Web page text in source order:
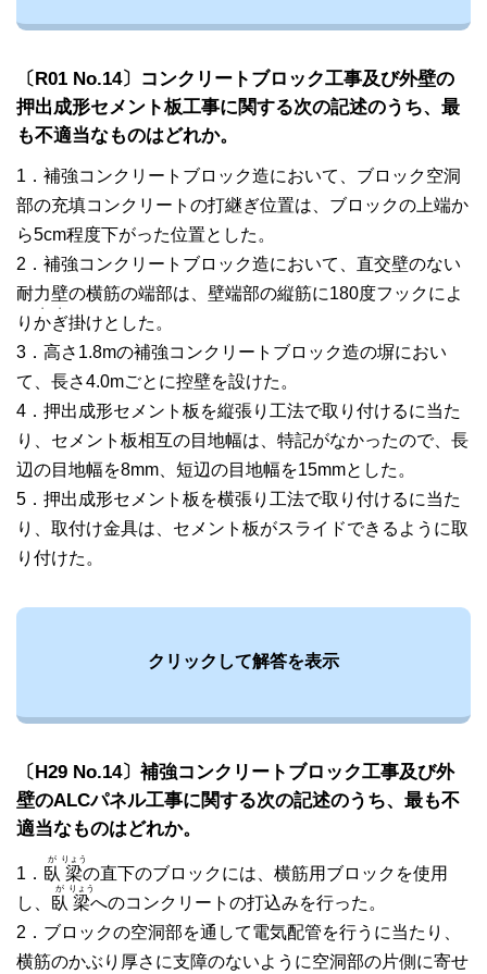
〔R01 No.14〕コンクリートブロック工事及び外壁の
押出成形セメント板工事に関する次の記述のうち、最
も不適当なものはどれか。
1．補強コンクリートブロック造において、ブロック空洞
部の充填コンクリートの打継ぎ位置は、ブロックの上端か
ら5cm程度下がった位置とした。
2．補強コンクリートブロック造において、直交壁のない
耐力壁の横筋の端部は、壁端部の縦筋に180度フックによ
り か
・
ぎ
・
掛けとした。
3．高さ1.8mの補強コンクリートブロック造の塀におい
て、長さ4.0mごとに控壁を設けた。
4．押出成形セメント板を縦張り工法で取り付けるに当た
り、セメント板相互の目地幅は、特記がなかったので、長
辺の目地幅を8mm、短辺の目地幅を15mmとした。
5．押出成形セメント板を横張り工法で取り付けるに当た
り、取付け金具は、セメント板がスライドできるように取
り付けた。
クリックして解答を表示
〔H29 No.14〕補強コンクリートブロック工事及び外
壁のALCパネル工事に関する次の記述のうち、最も不
適当なものはどれか。
1． 臥
が
梁
りょう
の直下のブロックには、横筋用ブロックを使用
し、
臥
が
梁
りょう
へのコンクリートの打込みを行った。
2．ブロックの空洞部を通して電気配管を行うに当たり、
横筋のかぶり厚さに支障のないように空洞部の片側に寄せ